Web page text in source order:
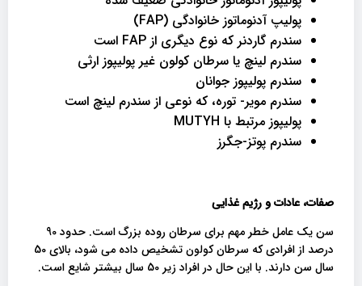
پولیپ آدنوماتوز خانوادگی (FAP)
سندرم گاردنر که نوع دیگری از FAP است
سندرم لینچ یا سرطان کولون غیر پولیپوز ارثی
سندرم پولیپوز جوانان
سندرم مویر- توره، که نوعی از سندرم لینچ است
پولیپوز مرتبط با MUTYH
سندرم پوتز-جگرز
صفات، عادات و رژیم غذایی
سن یک عامل خطر مهم برای سرطان روده بزرگ است. حدود 90
درصد از افرادی که سرطان کولون تشخیص داده می شود، بالای 50
سال سن دارند. با این حال در افراد زیر 50 سال بیشتر شایع است.